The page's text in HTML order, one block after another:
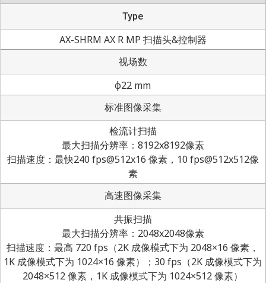
Type
AX-SHRM AX R MP 扫描头&控制器
视场数
φ22 mm
标准图像采集
检流计扫描
最大扫描分辨率：8192x8192像素
扫描速度：最快240 fps@512x16 像素，10 fps@512x512像
素
高速图像采集
共振扫描
最大扫描分辨率：2048x2048像素
扫描速度：最高 720 fps（2K 成像模式下为 2048×16 像素，
1K 成像模式下为 1024×16 像素）；30 fps（2K 成像模式下为
2048×512 像素，1K 成像模式下为 1024×512 像素）